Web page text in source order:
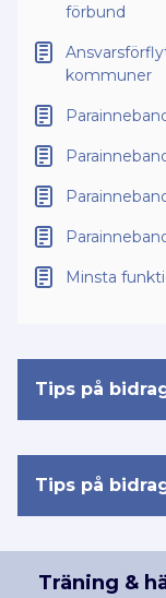
förbund
kommuner
Minsta
Tips på
Tips på
Träning &